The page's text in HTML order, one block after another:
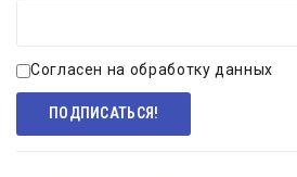
Согласен на обработку данных